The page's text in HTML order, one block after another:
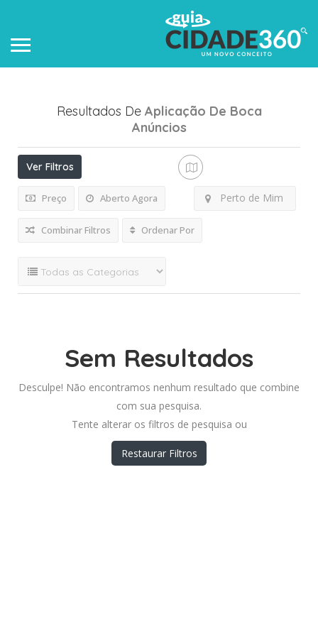
Resultados De Aplicação De Boca
Anúncios
Ver Filtros
Preço Aberto Agora Perto de Mim
Combinar Filtros Ordenar Por
Sem Resultados
Desculpe! Não encontramos nenhum resultado que combine
com sua pesquisa.
Tente alterar os filtros de pesquisa ou
Restaurar Filtros